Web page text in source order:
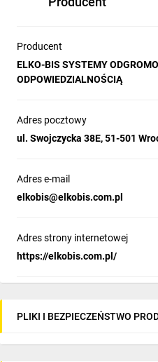
Producent
ELKO-BIS SYSTEMY
ODPOWIEDZIALNOŚCIĄ
Adres pocztowy
ul. Swojczycka 38E, 51-501
Adres e-mail
elkobis@elkobis.com.pl
Adres strony internetowej
https://elkobis.com.pl/
PLIKI I BEZPIECZEŃSTWO